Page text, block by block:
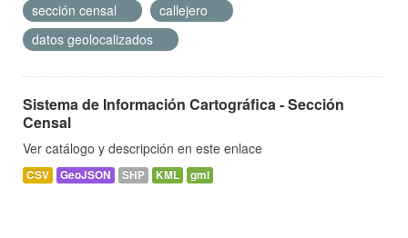
sección censal
callejero
datos geolocalizados
Sistema de Información Cartográfica - Sección
Censal
Ver catálogo y descripción en este enlace
CSV GeoJSON SHP KML gml